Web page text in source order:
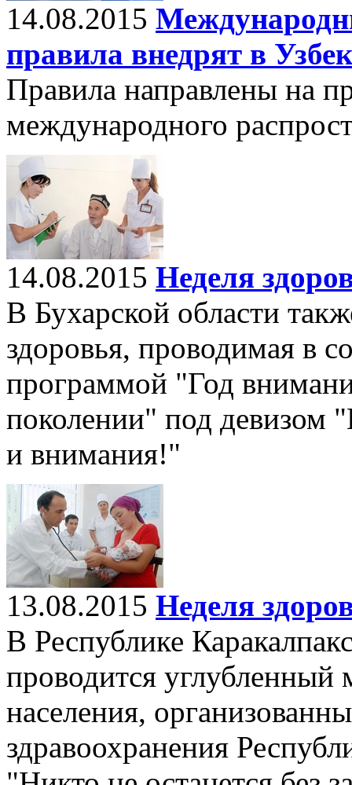
14.08.2015
правила внедрят в
Правила направлены на
международного
14.08.2015 Неделя
В Бухарской области
здоровья, проводимая в
программой "Год
поколении" под девизом
и внимания!"
13.08.2015 Неделя
В Республике
проводится
населения,
здравоохранения